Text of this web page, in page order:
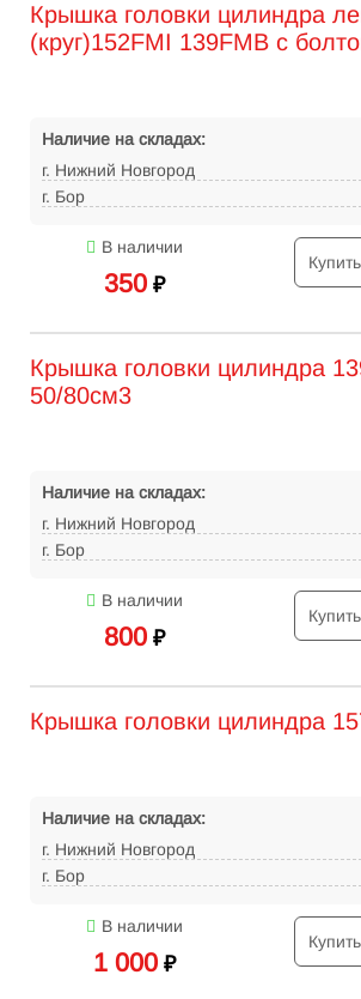
Крышка головки цилиндра
(круг)152FMI 139FMB c
Наличие на складах:
г. Нижний Новгород
г. Бор
В наличии
350 ₽
Крышка головки цилиндра
50/80см3
Наличие на складах:
г. Нижний Новгород
г. Бор
В наличии
800 ₽
Крышка головки цилиндра
Наличие на складах:
г. Нижний Новгород
г. Бор
В наличии
1 000 ₽